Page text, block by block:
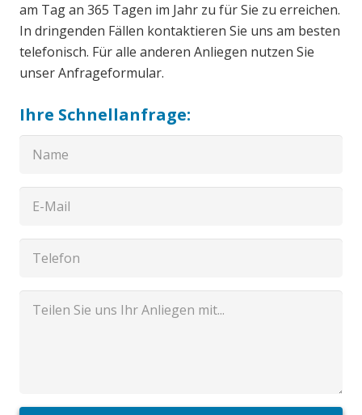
am Tag an 365 Tagen im Jahr zu für Sie zu erreichen.
In dringenden Fällen kontaktieren Sie uns am besten
telefonisch. Für alle anderen Anliegen nutzen Sie
unser Anfrageformular.
Ihre Schnellanfrage: